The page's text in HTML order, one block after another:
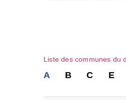
Liste des communes du
A B C E